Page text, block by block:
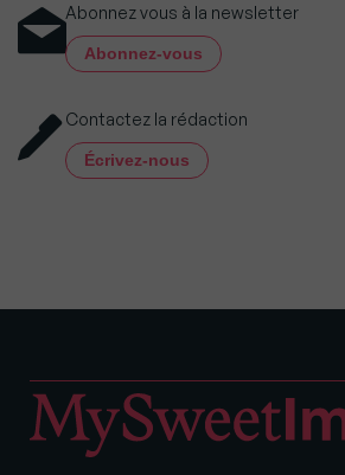
Abonnez vous à la newsletter
Abonnez-vous
Contactez la rédaction
Écrivez-nous